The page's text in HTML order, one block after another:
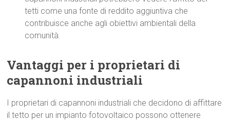
tetti come una fonte di reddito aggiuntiva che
contribuisce anche agli obiettivi ambientali della
comunità.
Vantaggi per i proprietari di
capannoni industriali
I proprietari di capannoni industriali che decidono di affittare
il tetto per un impianto fotovoltaico possono ottenere